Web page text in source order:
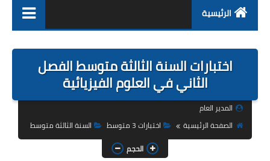
الرئيسية
التربية التحضيرية
السنة الاولى ابتدائي
السنة الثانية ابتدائي
السنة الثالثة ابتدائي
اختبارات السنة الثالثة متوسط الفصل
الثاني في العلوم الفيزيائية
المدير العام
الصفحة الرئيسية
اختبارات 3 متوسط
السنة الثالثة متوسط
الحجم